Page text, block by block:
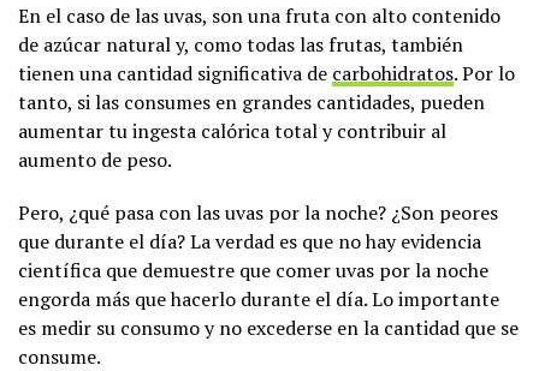
En el caso de las uvas, son una fruta con alto contenido
de azúcar natural y, como todas las frutas, también
tienen una cantidad significativa de carbohidratos. Por lo
tanto, si las consumes en grandes cantidades, pueden
aumentar tu ingesta calórica total y contribuir al
aumento de peso.
Pero, ¿qué pasa con las uvas por la noche? ¿Son peores
que durante el día? La verdad es que no hay evidencia
científica que demuestre que comer uvas por la noche
engorda más que hacerlo durante el día. Lo importante
es medir su consumo y no excederse en la cantidad que se
consume.